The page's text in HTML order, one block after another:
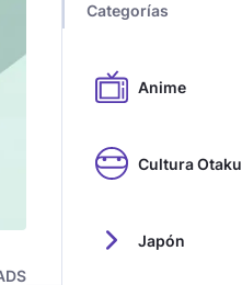
Categorías
Anime
Cultura Otaku
Japón